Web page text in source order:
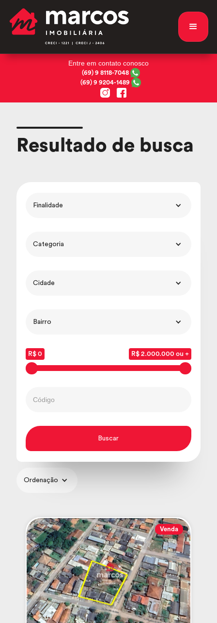
Entre em contato conosco
(69) 9 8118-7048
(69) 9 9204-1489
Resultado de busca
Finalidade
Categoria
Cidade
Bairro
R$ 0 R$ 2.000.000 ou +
Ordenação
Venda